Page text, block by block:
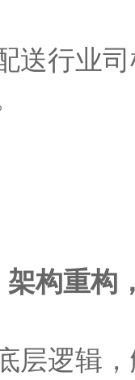
送行业
构重构
层逻辑